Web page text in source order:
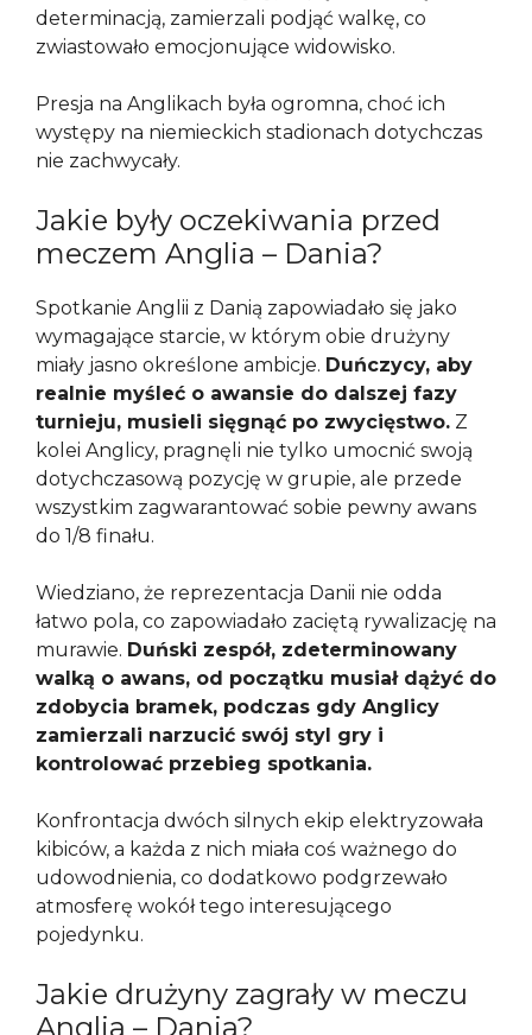
determinacją, zamierzali podjąć walkę, co
zwiastowało emocjonujące widowisko.
Presja na Anglikach była ogromna, choć ich
występy na niemieckich stadionach dotychczas
nie zachwycały.
Jakie były oczekiwania przed
meczem Anglia – Dania?
Spotkanie Anglii z Danią zapowiadało się jako
wymagające starcie, w którym obie drużyny
miały jasno określone ambicje. Duńczycy, aby
realnie myśleć o awansie do dalszej fazy
turnieju, musieli sięgnąć po zwycięstwo. Z
kolei Anglicy, pragnęli nie tylko umocnić swoją
dotychczasową pozycję w grupie, ale przede
wszystkim zagwarantować sobie pewny awans
do 1/8 finału.
Wiedziano, że reprezentacja Danii nie odda
łatwo pola, co zapowiadało zaciętą rywalizację na
murawie. Duński zespół, zdeterminowany
walką o awans, od początku musiał dążyć do
zdobycia bramek, podczas gdy Anglicy
zamierzali narzucić swój styl gry i
kontrolować przebieg spotkania.
Konfrontacja dwóch silnych ekip elektryzowała
kibiców, a każda z nich miała coś ważnego do
udowodnienia, co dodatkowo podgrzewało
atmosferę wokół tego interesującego
pojedynku.
Jakie drużyny zagrały w meczu
Anglia – Dania?